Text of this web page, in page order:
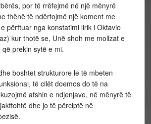
por të rrëfejmë në një mënyrë
thënë të ndërtojmë një koment me
përftuar nga konstatimi lirik i Oktavio
kur thotë se, Unë shoh me mollzat e
prekin sytë e mi.
boshtet strukturore le të mbeten
të cilët doemos do të na
afshin e ndjenjave, në mënyrë të
dhe jo të përciptë në